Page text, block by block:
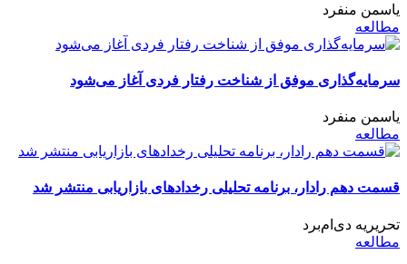
یاسمن منفرد
مطالعه
سرمایه‌گذاری موفق از شناخت رفتار فردی آغاز می‌شود
یاسمن منفرد
مطالعه
قسمت دهم رادار، برنامه تحلیلی رخدادهای بازاریابی منتشر شد
تحریریه دی‌ام‌برد
مطالعه